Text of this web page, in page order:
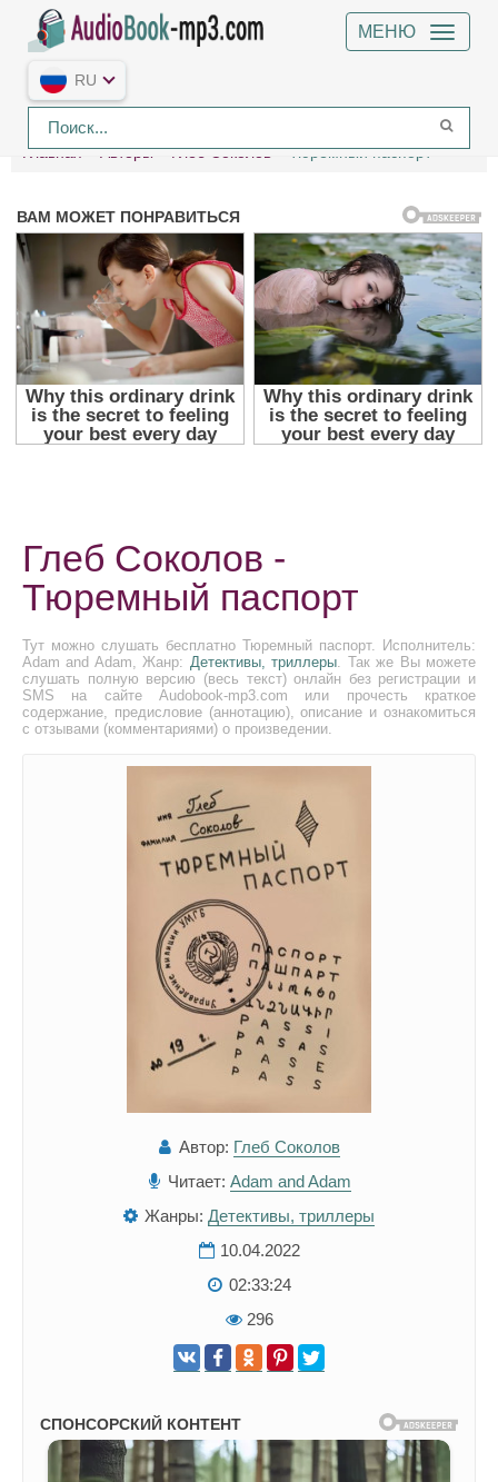
МЕНЮ
RU
Главная Авторы Глеб Соколов Тюремный паспорт
Глеб Соколов -
Тюремный паспорт
Тут можно слушать бесплатно Тюремный паспорт. Исполнитель:
Adam and Adam, Жанр: Детективы, триллеры. Так же Вы можете
слушать полную версию (весь текст) онлайн без регистрации и
SMS на сайте Audobook-mp3.com или прочесть краткое
содержание, предисловие (аннотацию), описание и ознакомиться
с отзывами (комментариями) о произведении.
Автор: Глеб Соколов
Читает: Adam and Adam
Жанры: Детективы, триллеры
10.04.2022
02:33:24
296